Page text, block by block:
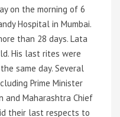
on the morning of 6
Hospital in Mumbai.
than 28 days. Lata
His last rites were
same day. Several
Prime Minister
and Maharashtra Chief
their last respects to